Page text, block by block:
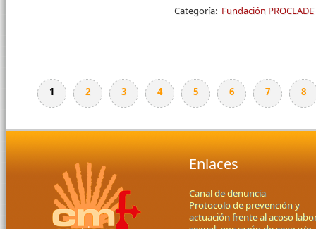
Categoría: Fundación PROCLADE
Páginas
1 2 3 4 5 6 7 8
Enlaces
Canal de denuncia
Protocolo de prevención y
actuación frente al acoso